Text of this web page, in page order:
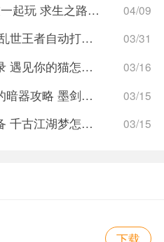
求生之路2怎么邀请好友一起玩 求生之路2游戏联机教程 04/09
乱世王者如何自动打野 乱世王者自动打野开启步骤 03/31
遇见你的猫怎么微信登录 遇见你的猫怎么更改登录账号 03/16
墨剑江湖如何挡住和尚的暗器攻略 墨剑江湖暗器解锁攻略 03/15
千古江湖梦怎么分解装备 千古江湖梦怎么获取拆毁药圃任务 03/15
下载